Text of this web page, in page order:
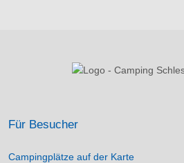
Für Besucher
Campingplätze auf der Karte